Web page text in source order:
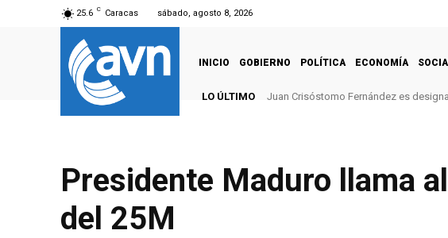
25.6 C Caracas sábado, agosto 8, 2026
INICIO GOBIERNO POLÍTICA ECONOMÍA
LO ÚLTIMO Juan Crisóstomo Fernández es
Presidente Maduro llama
del 25M